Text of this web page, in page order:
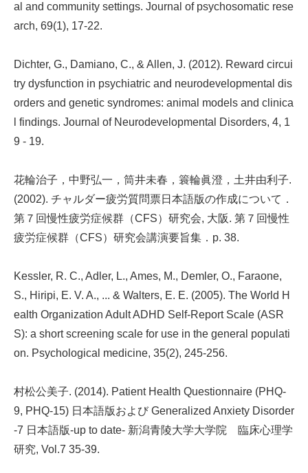
al and community settings. Journal of psychosomatic rese
arch, 69(1), 17-22.
Dichter, G., Damiano, C., & Allen, J. (2012). Reward circui
try dysfunction in psychiatric and neurodevelopmental dis
orders and genetic syndromes: animal models and clinica
l findings. Journal of Neurodevelopmental Disorders, 4, 1
9 - 19.
花輪治子，中野弘一，筒井未春，簑輪眞澄，土井由利子.
(2002). チャルダー疲労質問票日本語版の作成について．
第７回慢性疲労症候群（CFS）研究会, 大阪. 第７回慢性
疲労症候群（CFS）研究会講演要旨集．p. 38.
Kessler, R. C., Adler, L., Ames, M., Demler, O., Faraone,
S., Hiripi, E. V. A., ... & Walters, E. E. (2005). The World H
ealth Organization Adult ADHD Self-Report Scale (ASR
S): a short screening scale for use in the general populati
on. Psychological medicine, 35(2), 245-256.
村松公美子. (2014). Patient Health Questionnaire (PHQ-
9, PHQ-15) 日本語版および Generalized Anxiety Disorder
-7 日本語版-up to date- 新潟青陵大学大学院 臨床心理学
研究, Vol.7 35-39.